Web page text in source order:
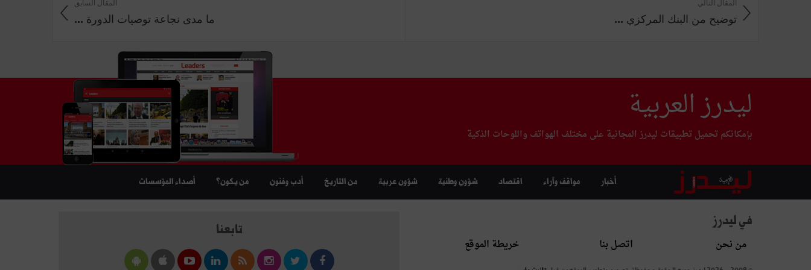
المقال السابق
ما مدى نجاعة توصيات الدورة ...
المقال التالي
توضيح من البنك المركزي ...
ليدرز العربية
بإمكانكم تحميل تطبيقات ليدرز المجانية على مختلف الهواتف واللوحات الذكية
أخبار مواقف وآراء اقتصاد شؤون وطنية شؤون عربية من التاريخ أدب وفنون من يكون؟ أصداء المؤسسات
في ليدرز
من نحن اتصل بنا خريطة الموقع
تابعنا